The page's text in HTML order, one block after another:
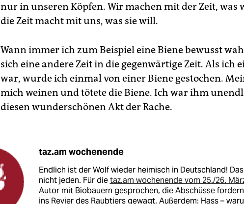
nur in unseren Köpfen. Wir machen mit der Zeit, was
die Zeit macht mit uns, was sie will.
Wann immer ich zum Beispiel eine Biene bewusst
sich eine andere Zeit in die gegenwärtige Zeit. Als ich
war, wurde ich einmal von einer Biene gestochen.
mich weinen und tötete die Biene. Ich war ihm
diesen wunderschönen Akt der Rache.
taz.am wochenende
Endlich ist der Wolf wieder heimisch in Deutschland!
nicht jeden. Für dietaz.am wochenende vom 25./26.
Autor mit Biobauern gesprochen, die Abschüsse
ins Revier des Raubtiers gewagt. Außerdem: Hass –